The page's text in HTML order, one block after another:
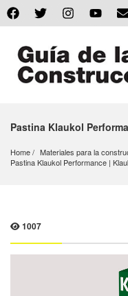
Pastina Klaukol
Home Materiales para la
Pastina Klaukol Performance |
1007